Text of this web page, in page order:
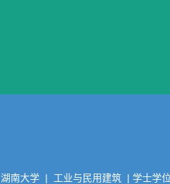
湖南大学 | 工业与民用建筑 | 学士学